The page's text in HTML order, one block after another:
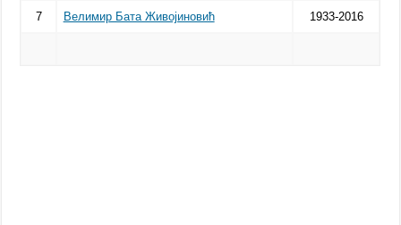
7 Велимир Бата Живојиновић 1933-2016